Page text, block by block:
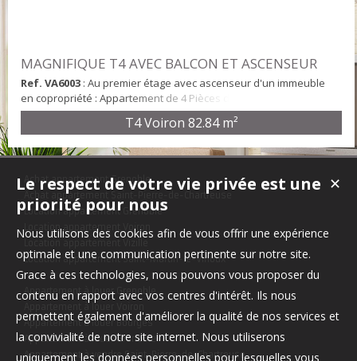
MAGNIFIQUE T4 AVEC BALCON ET ASCENSEUR
Ref. VA6003 : Au premier étage avec ascenseur d'un immeuble
en copropriété : Appartement de 4 Pièces de 82,84 m²
entièrement rénové comprenant une entrée dégagement - 3
chambres avec placard, un séjour ouvert sur une cuisine équipée
un WC indépendant - une buanderie. Immeuble récent en parfait
T4 Voiron 82.84 m²
Achat appartement Grenoble
Achat appartement Saint-Pierre-de-Chartreuse
Location appartement Grenoble
Location appartement Voiron
Location appartement Saint-Martin-le-Vinoux
Appartement à louer Grenoble
Appartement à louer Bourges
Appartement à louer Grenoble
Appartement à vendre Saint-Pierre-de-Chartreuse
✕
Le respect de votre vie privée est une
priorité pour nous
Nous utilisons des cookies afin de vous offrir une expérience
optimale et une communication pertinente sur notre site.
Grace à ces technologies, nous pouvons vous proposer du
contenu en rapport avec vos centres d'intérêt. Ils nous
permettent également d'améliorer la qualité de nos services et
la convivialité de notre site internet. Nous utiliserons
uniquement les données personnelles pour lesquelles vous